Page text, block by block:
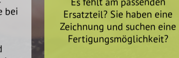
bei
Ersatzteil? Sie haben eine
Zeichnung und suchen eine
Fertigungsmöglichkeit?